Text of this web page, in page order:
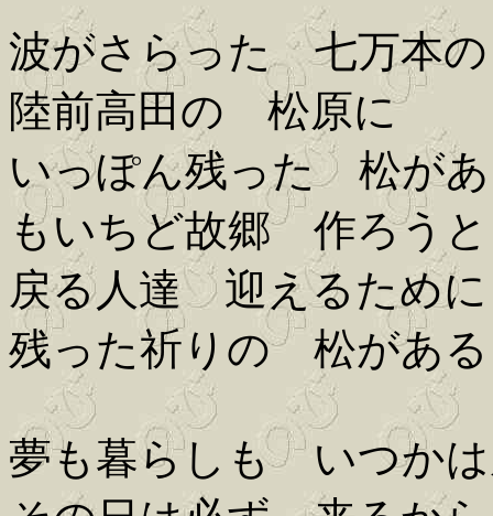
波がさらった 七万本の
陸前高田の 松原に
いっぽん残った 松が
もいちど故郷 作ろうと
戻る人達 迎えるために
残った祈りの 松がある
夢も暮らしも いつか